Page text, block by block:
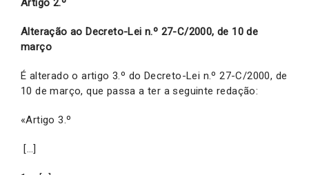
Artigo 2.º
Alteração ao Decreto-Lei n.º 27-C/2000, de 10 de
março
É alterado o artigo 3.º do Decreto-Lei n.º 27-C/2000, de
10 de março, que passa a ter a seguinte redação:
«Artigo 3.º
[…]